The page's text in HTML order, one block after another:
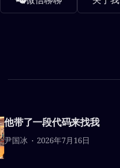
他带了一段代码来找我
尹国冰 2026年7月16日